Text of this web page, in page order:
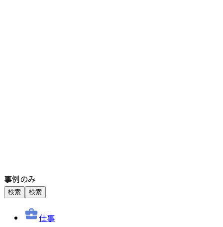
事例のみ
検索 検索
仕事